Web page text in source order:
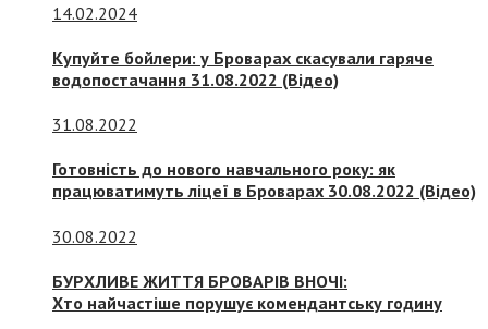
14.02.2024
Купуйте бойлери: у Броварах скасували гаряче
водопостачання 31.08.2022 (Відео)
31.08.2022
Готовність до нового навчального року: як
працюватимуть ліцеї в Броварах 30.08.2022 (Відео)
30.08.2022
БУРХЛИВЕ ЖИТТЯ БРОВАРІВ ВНОЧІ:
Хто найчастіше порушує комендантську годину